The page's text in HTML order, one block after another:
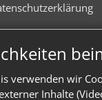
verwenden wir
Inhalte